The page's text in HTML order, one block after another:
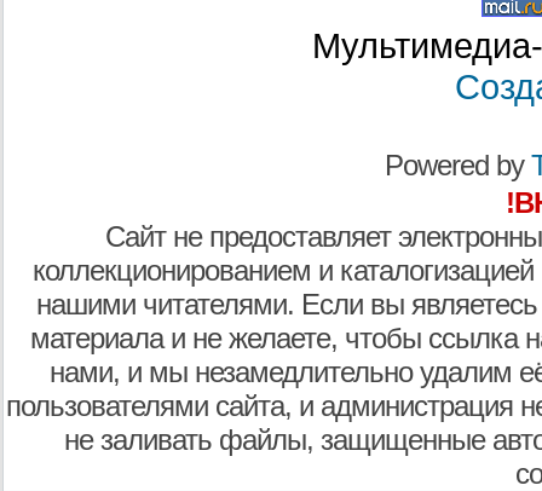
Powered by
Сайт не предоставляет
коллекционированием и
нашими читателями. Если вы являетесь
материала и не желаете, чтобы ссылка
нами, и мы незамедлительно удалим
пользователями сайта, и администрация
не заливать файлы, защищенные